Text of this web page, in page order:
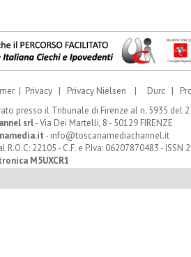
| Privacy | Privacy Nielsen | Durc |
presso il Tribunale di Firenze al n. 5935 del
srl- Via Dei Martelli, 8 - 50129 FIRENZE
- info@toscanamediachannel.it
22105 - C.F. e P.Iva: 06207870483 - ISSN
M5UXCR1